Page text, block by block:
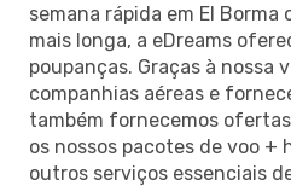
semana rápida em El Borma
mais longa, a eDreams
poupanças. Graças à nossa
companhias aéreas e
também fornecemos
os nossos pacotes de voo +
outros serviços essenciais